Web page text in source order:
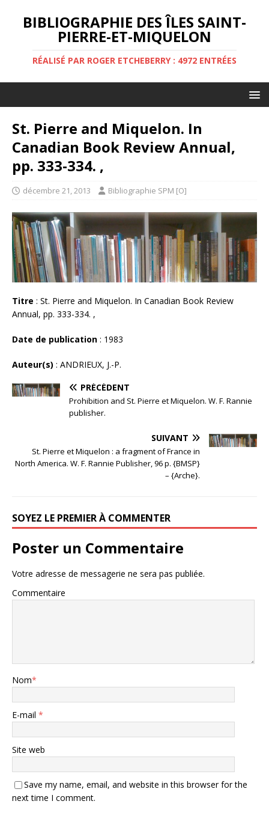
BIBLIOGRAPHIE DES ÎLES SAINT-
PIERRE-ET-MIQUELON
RÉALISÉ PAR ROGER ETCHEBERRY : 4972 ENTRÉES
St. Pierre and Miquelon. In
Canadian Book Review Annual,
pp. 333-334. ,
décembre 21, 2013 Bibliographie SPM [O]
Titre : St. Pierre and Miquelon. In Canadian Book Review
Annual, pp. 333-334. ,
Date de publication : 1983
Auteur(s) : ANDRIEUX, J.-P.
PRÉCÉDENT
Prohibition and St. Pierre et Miquelon. W. F. Rannie
publisher.
SUIVANT
St. Pierre et Miquelon : a fragment of France in
North America. W. F. Rannie Publisher, 96 p. {BMSP}
– {Arche}.
SOYEZ LE PREMIER À COMMENTER
Poster un Commentaire
Votre adresse de messagerie ne sera pas publiée.
Commentaire
Nom*
E-mail *
Site web
Save my name, email, and website in this browser for the
next time I comment.